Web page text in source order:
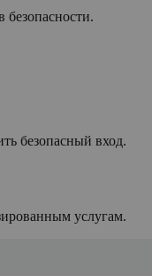
безопасный вход.
услугам.